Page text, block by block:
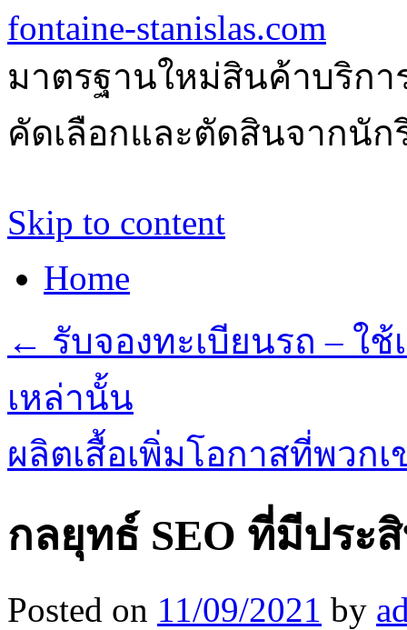
fontaine-stanislas.com
มาตรฐานใหม่สินค้าบริกา
คัดเลือกและตัดสินจากนั
Skip to content
Home
← รับจองทะเบียนรถ – ใ
เหล่านั้น
ผลิตเสื้อเพิ่มโอกาสที่พวก
กลยุทธ์ SEO ที่มีประ
Posted on 11/09/2021 by